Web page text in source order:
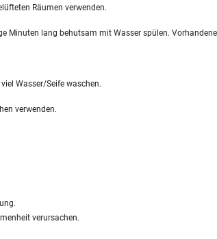
Räumen verwenden.
Minuten lang behutsam mit Wasser spülen.
viel Wasser/Seife waschen.
verwenden.
verursachen.